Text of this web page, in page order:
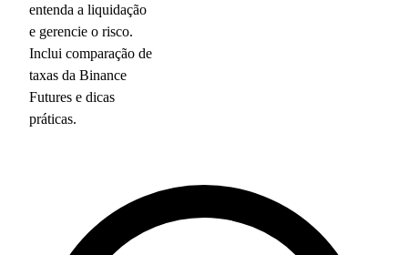
entenda a liquidação
e gerencie o risco.
Inclui comparação de
taxas da Binance
Futures e dicas
práticas.